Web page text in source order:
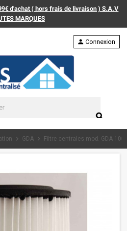
d'achat ( hors frais de livraison ) S.A.V
MARQUES
search
person Connexion
chevron_right GDA chevron_right Filtre centrales mod. GDA 100